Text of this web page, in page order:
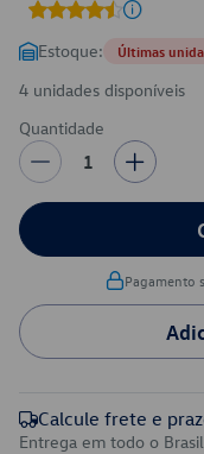
Estoque: Últimas
4 unidades disponíveis
Quantidade
1
Pagamento
Calcule frete e
Entrega em todo o Brasil